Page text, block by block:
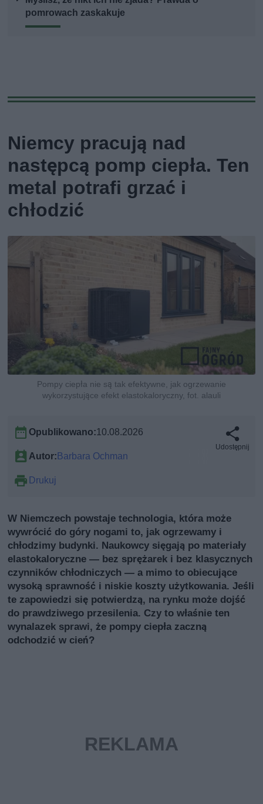
pomrowach zaskakuje
Niemcy pracują nad
następcą pomp ciepła. Ten
metal potrafi grzać i
chłodzić
Pompy ciepła nie są tak efektywne, jak ogrzewanie
wykorzystujące efekt elastokaloryczny, fot. alauli
Opublikowano:10.08.2026
Autor:Barbara Ochman
Drukuj
Udostępnij
W Niemczech powstaje technologia, która może
wywrócić do góry nogami to, jak ogrzewamy i
chłodzimy budynki. Naukowcy sięgają po materiały
elastokaloryczne — bez sprężarek i bez klasycznych
czynników chłodniczych — a mimo to obiecujące
wysoką sprawność i niskie koszty użytkowania. Jeśli
te zapowiedzi się potwierdzą, na rynku może dojść
do prawdziwego przesilenia. Czy to właśnie ten
wynalazek sprawi, że pompy ciepła zaczną
odchodzić w cień?